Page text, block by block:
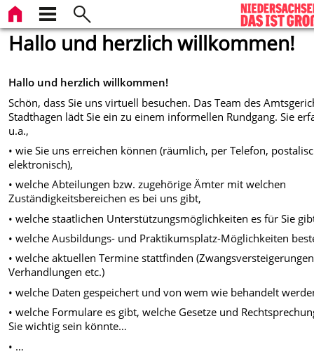
Hallo und herzlich willkommen!
Hallo und herzlich willkommen!
Schön, dass Sie uns virtuell besuchen. Das Team des
Stadthagen lädt Sie ein zu einem informellen Rundgang. Sie
u.a.,
• wie Sie uns erreichen können (räumlich, per Telefon,
elektronisch),
• welche Abteilungen bzw. zugehörige Ämter mit welchen
Zuständigkeitsbereichen es bei uns gibt,
• welche staatlichen Unterstützungsmöglichkeiten es für Sie
• welche Ausbildungs- und Praktikumsplatz-Möglichkeiten
• welche aktuellen Termine stattfinden
Verhandlungen etc.)
• welche Daten gespeichert und von wem wie behandelt
• welche Formulare es gibt, welche Gesetze und
Sie wichtig sein könnte…
• …